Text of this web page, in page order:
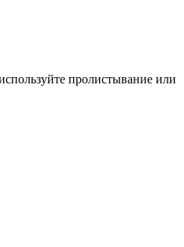
пролистывание или